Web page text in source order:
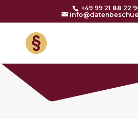
+49 99 21 88 22